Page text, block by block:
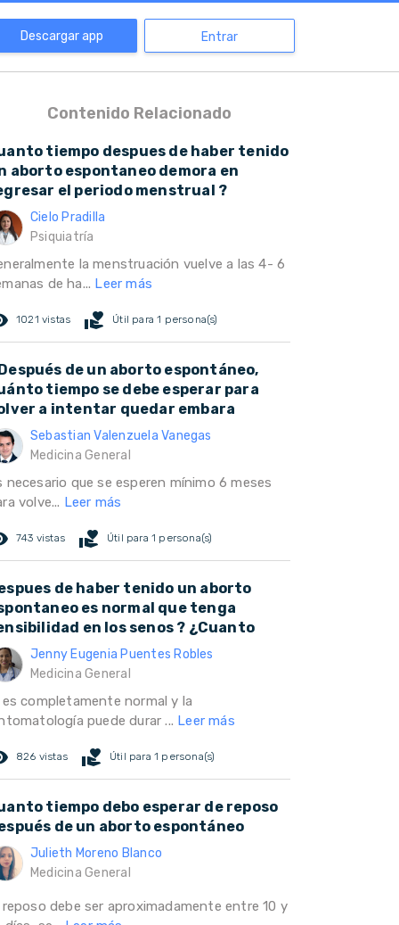
Descargar app Entrar
Contenido Relacionado
tiempo despues de haber tenido
aborto espontaneo demora en
el periodo menstrual ?
Cielo Pradilla
Psiquiatría
la menstruación vuelve a las 4- 6
de ha... Leer más
1021 vistas volunteer_activism Útil para 1 persona(s)
de un aborto espontáneo,
tiempo se debe esperar para
a intentar quedar embara
Sebastian Valenzuela Vanegas
Medicina General
necesario que se esperen mínimo 6 meses
volve... Leer más
743 vistas volunteer_activism Útil para 1 persona(s)
de haber tenido un aborto
es normal que tenga
en los senos ? ¿Cuanto
Jenny Eugenia Puentes Robles
Medicina General
es completamente normal y la
puede durar ... Leer más
826 vistas volunteer_activism Útil para 1 persona(s)
tiempo debo esperar de reposo
de un aborto espontáneo
Julieth Moreno Blanco
Medicina General
reposo debe ser aproximadamente entre 10 y